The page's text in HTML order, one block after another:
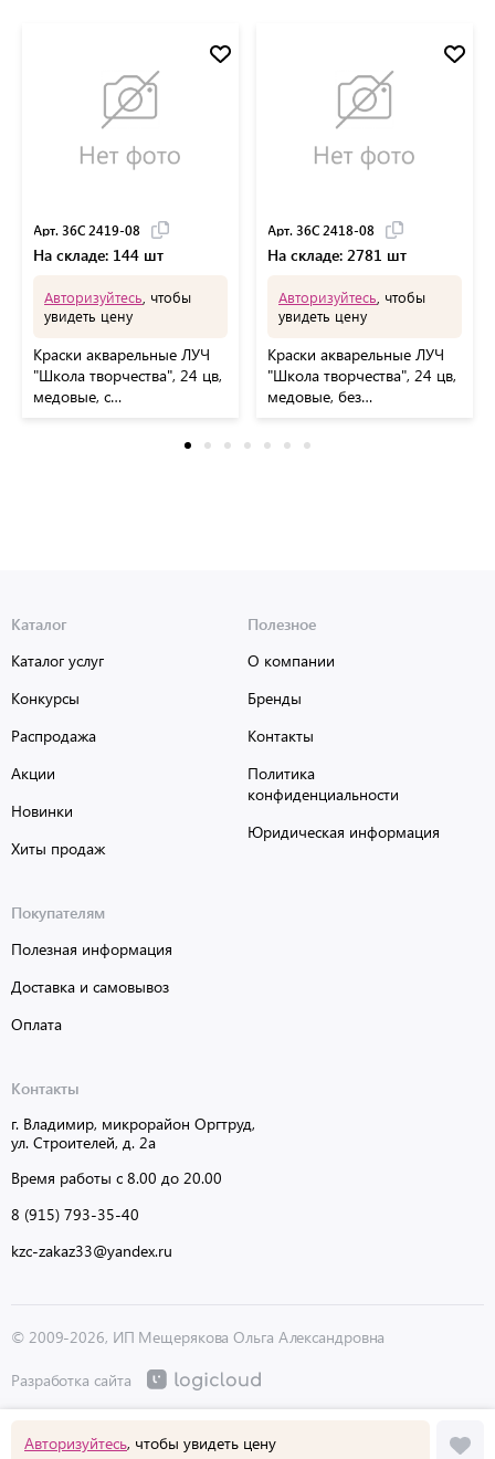
Авторизуйтесь, чтобы увидеть цену
Арт. 36С 2419-08
На складе: 144 шт
Авторизуйтесь , чтобы
увидеть цену
Краски акварельные ЛУЧ
"Школа творчества", 24 цв,
медовые, с
коробка, 36С 2419-08
Арт. 36С 2418-08
На складе: 2781 шт
Авторизуйтесь , чтобы
увидеть цену
Краски акварельные ЛУЧ
"Школа творчества", 24 цв,
медовые, без
коробка,36С 2418-08
Каталог
Каталог услуг
Конкурсы
Распродажа
Акции
Новинки
Хиты продаж
Полезное
О компании
Бренды
Контакты
Политика
конфиденциальности
Юридическая информация
Покупателям
Полезная информация
Доставка и самовывоз
Оплата
Контакты
г. Владимир, микрорайон Оргтруд,
ул. Строителей, д. 2а
Время работы с 8.00 до 20.00
8 (915) 793-35-40
kzc-zakaz33@yandex.ru
© 2009-2026, ИП Мещерякова Ольга Александровна
Разработка сайта